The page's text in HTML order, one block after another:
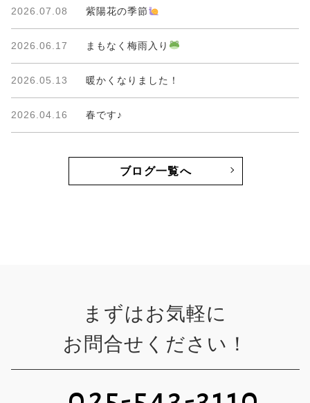
2026.07.08 紫陽花の季節
2026.06.17 まもなく梅雨入り
2026.05.13 暖かくなりました！
2026.04.16 春です♪
ブログ一覧へ
まずはお気軽に
お問合せください！